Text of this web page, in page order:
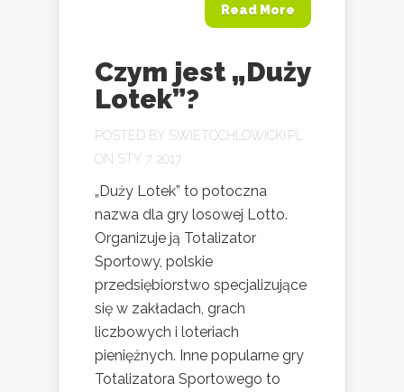
Read More
Czym jest „Duży
Lotek”?
POSTED BY SWIETOCHLOWICKI.PL
ON STY 7, 2017
„Duży Lotek” to potoczna
nazwa dla gry losowej Lotto.
Organizuje ją Totalizator
Sportowy, polskie
przedsiębiorstwo specjalizujące
się w zakładach, grach
liczbowych i loteriach
pieniężnych. Inne popularne gry
Totalizatora Sportowego to